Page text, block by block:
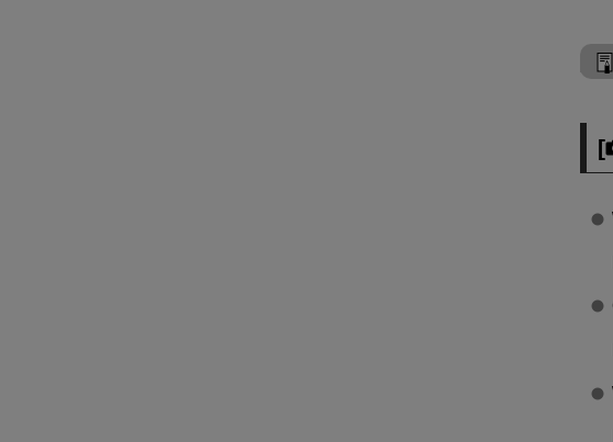
[